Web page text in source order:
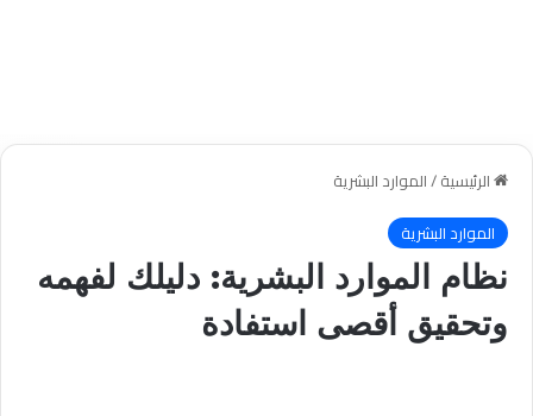
الرئيسية/الموارد البشرية
الموارد البشرية
نظام الموارد البشرية: دليلك لفهمه
وتحقيق أقصى استفادة